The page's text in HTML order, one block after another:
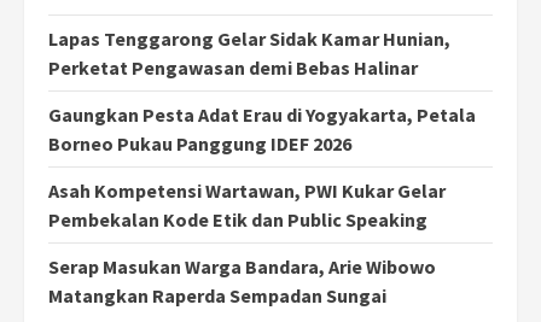
Lapas Tenggarong Gelar Sidak Kamar Hunian,
Perketat Pengawasan demi Bebas Halinar
Gaungkan Pesta Adat Erau di Yogyakarta, Petala
Borneo Pukau Panggung IDEF 2026
Asah Kompetensi Wartawan, PWI Kukar Gelar
Pembekalan Kode Etik dan Public Speaking
Serap Masukan Warga Bandara, Arie Wibowo
Matangkan Raperda Sempadan Sungai